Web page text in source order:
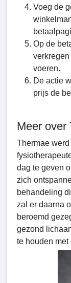
Voeg de
Op de
verkregen
voeren.
De actie
prijs de
Meer over
Thermae
dag te geven
zich
behandeling
zal er daarna
beroemd
gezond
te houden